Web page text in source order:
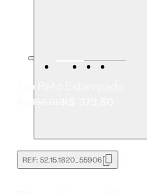
Top Reto Estampado
R$ 498,00
REF: 52.15.1820_55906